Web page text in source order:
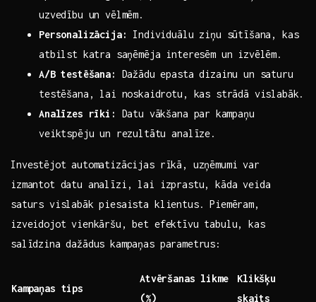
uzvedību un vēlmēm.
Personalizācija:
Individuālu ‍ziņu sūtīšana, ‌kas
atbilst katra saņēmēja​ interesēm un ‌izvēlēm.
A/B testēšana:
Dažādu epasta dizainu un saturu
testēšana, lai noskaidrotu, kas strādā vislabāk.
Analīzes rīki:
Datu vākšana par⁣ kampaņu
veiktspēju un rezultātu analīze.
Investējot automatizācijas rīkā, uzņēmumi⁢ var
izmantot datu analīzi, lai​ izprastu, kāda veida‍
saturs vislabāk piesaista klientus. ‌Piemēram,​
izveidojot vienkāršu, bet efektīvu tabulu, kas
salīdzina dažādus kampaņas parametrus:
Kampaņas tips
Atvēršanas likme
(%)
Klikšķu
skaits